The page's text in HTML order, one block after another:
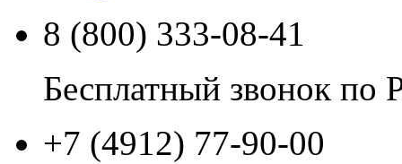
8 (800) 333-08-41
Бесплатный звонок по
+7 (4912) 77-90-00